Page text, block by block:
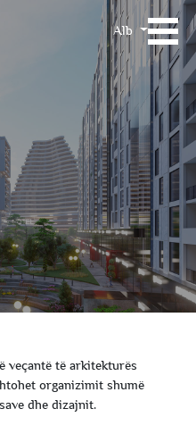
Alb
veçantë të arkitekturës
organizimit shumë
dhe dizajnit.